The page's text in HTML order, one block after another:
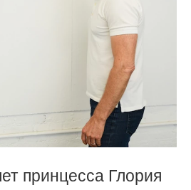
принцесса Глория